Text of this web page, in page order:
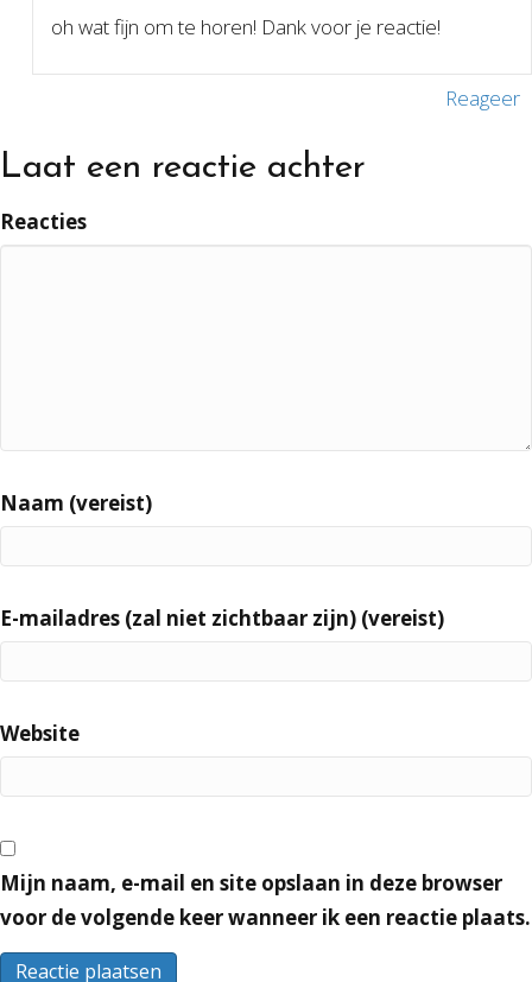
oh wat fijn om te horen! Dank voor je reactie!
Reageer
Laat een reactie achter
Reacties
Naam (vereist)
E-mailadres (zal niet zichtbaar zijn) (vereist)
Website
Mijn naam, e-mail en site opslaan in deze browser
voor de volgende keer wanneer ik een reactie plaats.